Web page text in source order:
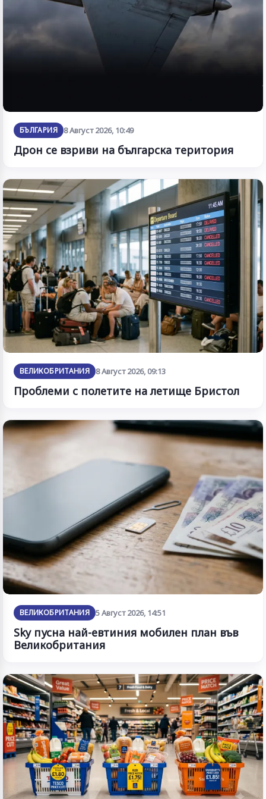
БЪЛГАРИЯ 8 Август 2026, 10:49
Дрон се взриви на българска територия
ВЕЛИКОБРИТАНИЯ 8 Август 2026, 09:13
Проблеми с полетите на летище Бристол
ВЕЛИКОБРИТАНИЯ 5 Август 2026, 14:51
Sky пусна най-евтиния мобилен план във
Великобритания